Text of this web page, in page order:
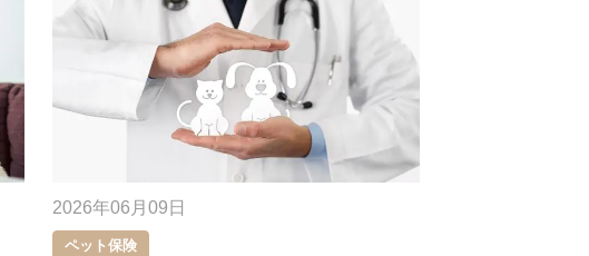
2026年06月09日
ペット保険